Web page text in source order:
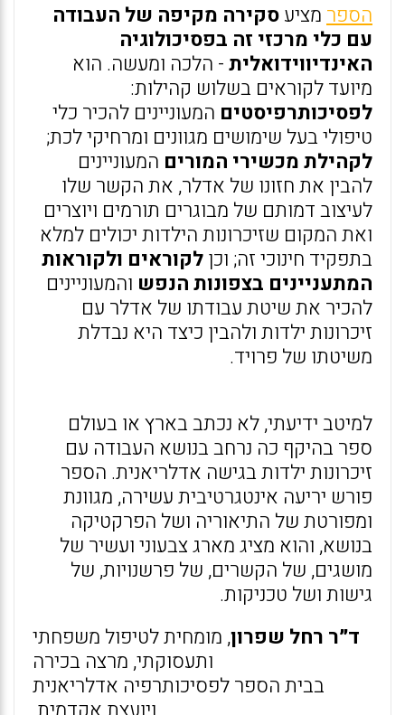
הספר מציעסקירה מקיפה של העבודה
עם כלי מרכזי זה בפסיכולוגיה
האינדיווידואלית- הלכה ומעשה. הוא
מיועד לקוראים בשלוש קהילות:
לפסיכותרפיסטים המעוניינים להכיר כלי
טיפולי בעל שימושים מגוונים ומרחיקי לכת;
לקהילת מכשירי המורים המעוניינים
להבין את חזונו של אדלר, את הקשר שלו
לעיצוב דמותם של מבוגרים תורמים ויוצרים
ואת המקום שזיכרונות הילדות יכולים למלא
בתפקיד חינוכי זה; וכןלקוראים ולקוראות
המתעניינים בצפונות הנפש והמעוניינים
להכיר את שיטת עבודתו של אדלר עם
זיכרונות ילדות ולהבין כיצד היא נבדלת
משיטתו של פרויד.
למיטב ידיעתי, לא נכתב בארץ או בעולם
ספר בהיקף כה נרחב בנושא העבודה עם
זיכרונות ילדות בגישה אדלריאנית. הספר
פורש יריעה אינטגרטיבית עשירה, מגוונת
ומפורטת של התיאוריה ושל הפרקטיקה
בנושא, והוא מציג מארג צבעוני ועשיר של
מושגים, של הקשרים, של פרשנויות, של
גישות ושל טכניקות.
ד״ר רחל שפרון, מומחית לטיפול משפחתי
ותעסוקתי, מרצה בכירה
בבית הספר לפסיכותרפיה אדלריאנית